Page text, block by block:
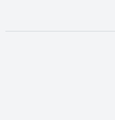
opens in new